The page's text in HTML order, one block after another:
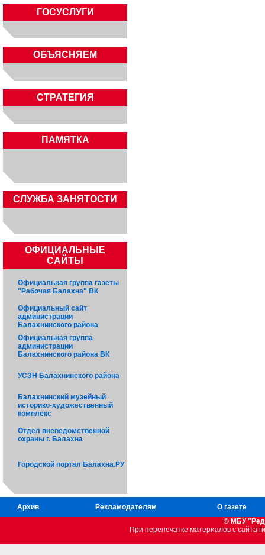
ГОСУСЛУГИ
ОБЪЯСНЯЕМ
СТРАТЕГИЯ
ПАМЯТКА
CЛУЖБА ЗАНЯТОСТИ
ОФИЦИАЛЬНЫЕ
САЙТЫ
Официальная группа газеты
"Рабочая Балахна" ВК
Официальный сайт
администрации
Балахнинского района
Официальная группа
администрации
Балахнинского района ВК
УСЗН Балахнинского района
Балахнинский музейный
историко-художественный
комплекс
Отдел вневедомственной
охраны г. Балахна
Городской портал Балахна.РУ
Архив Рекламодателям
О газете
© МБУ
При перепечатке материалов c сайта